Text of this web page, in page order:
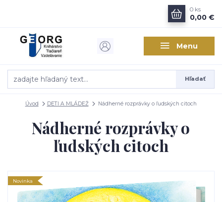
Menu
Hľadať
0 ks
0,00 €
Úvod DETI A MLÁDEŽ Nádherné rozprávky o ľudských citoch
Nádherné rozprávky o
ľudských citoch
Novinka